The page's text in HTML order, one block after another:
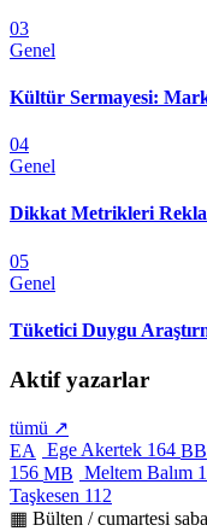
03
Genel
Kültür Sermayesi:
04
Genel
Dikkat Metrikleri
05
Genel
Tüketici Duygu
Aktif yazarlar
tümü ↗
EA
Ege Akertek 164 BB
156 MB Meltem Balım
Taşkesen 112
▦ Bülten / cumartesi